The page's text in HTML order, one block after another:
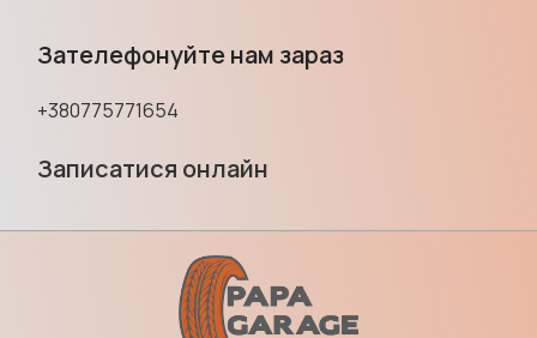
Зателефонуйте нам зараз
+380775771654
Записатися онлайн